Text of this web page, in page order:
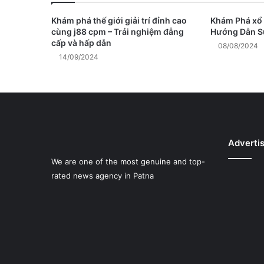
Khám phá thế giới giải trí đỉnh cao
cùng j88 cpm – Trải nghiệm đẳng
cấp và hấp dẫn
14/09/2024
Khám Phá
Hướng Dẫn
08/08/2024
We are one of the most genuine and top-
rated news agency in Patna